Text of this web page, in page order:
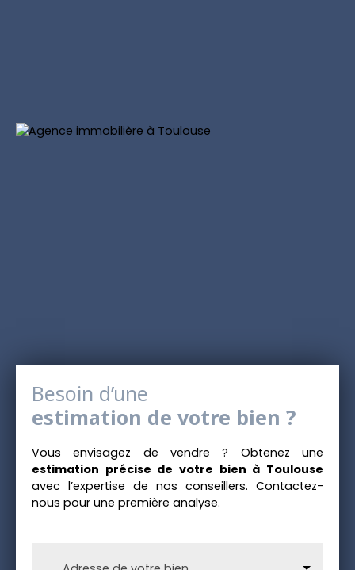
Besoin d’une
estimation de votre bien ?
Vous envisagez de vendre ? Obtenez une
estimation précise de votre bien à Toulouse
avec l’expertise de nos conseillers. Contactez-
nous pour une première analyse.